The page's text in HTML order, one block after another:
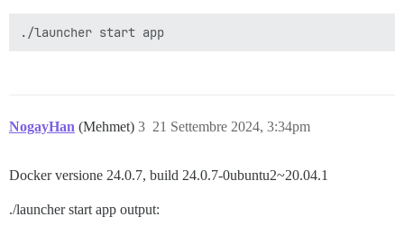
NogayHan (Mehmet) 21 Settembre 2024, 3:34pm
3
Docker versione 24.0.7, build 24.0.7-0ubuntu2~20.04.1
./launcher start app output: